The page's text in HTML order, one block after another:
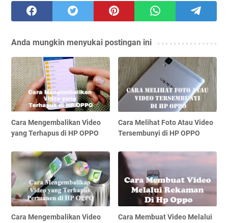
Anda mungkin menyukai postingan ini
Cara Mengembalikan Video
yang Terhapus di HP OPPO
Cara Melihat Foto Atau Video
Tersembunyi di HP OPPO
Cara Mengembalikan Video
Cara Membuat Video Melalui